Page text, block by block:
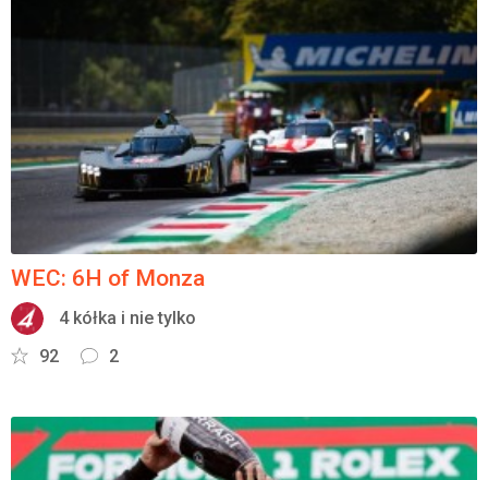
WEC: 6H of Monza
4 kółka i nie tylko
92
2